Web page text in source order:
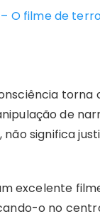
– O filme de
torna
de
não significa
excelente
o no